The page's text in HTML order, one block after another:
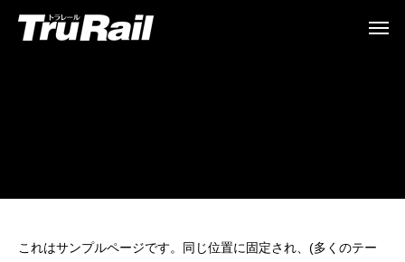
これはサンプルページです。同じ位置に固定され、(多くのテー